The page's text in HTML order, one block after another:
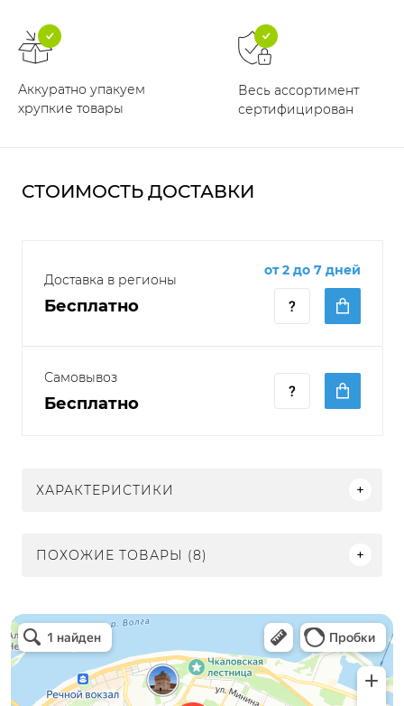
Аккуратно упакуем
хрупкие товары
Весь ассортимент
сертифицирован
СТОИМОСТЬ ДОСТАВКИ
Доставка в регионы
Бесплатно
от 2 до 7 дней
Самовывоз
Бесплатно
ХАРАКТЕРИСТИКИ
ПОХОЖИЕ ТОВАРЫ (8)
Электрон
Светильники в Нижнем Новгороде
Электротехническая продукция в Нижнем Новгороде